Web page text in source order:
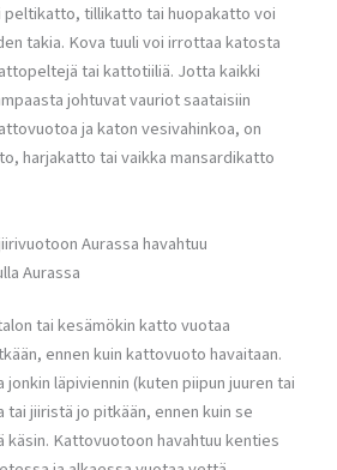
peltikatto, tillikatto tai huopakatto voi
takia. Kova tuuli voi irrottaa katosta
tai kattotiiliä. Jotta kaikki
johtuvat vauriot saataisiin
ja katon vesivahinkoa, on
harjakatto tai vaikka mansardikatto
Aurassa havahtuu
Aurassa
tai kesämökin katto vuotaa
ennen kuin kattovuoto havaitaan.
läpiviennin (kuten piipun juuren tai
jiiristä jo pitkään, ennen kuin se
käsin. Kattovuotoon havahtuu kenties